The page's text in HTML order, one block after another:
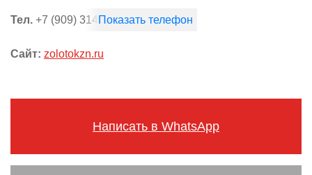
Тел. +7 (909) 314-16-97
Сайт: zolotokzn.ru
Написать в WhatsApp